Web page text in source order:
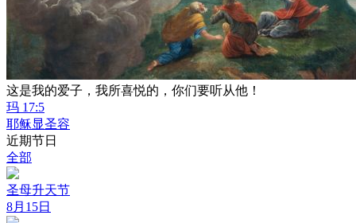
这是我的爱子，我所喜悦的，你们要听从他！
玛 17:5
耶稣显圣容
近期节日
全部
圣母升天节
8月15日